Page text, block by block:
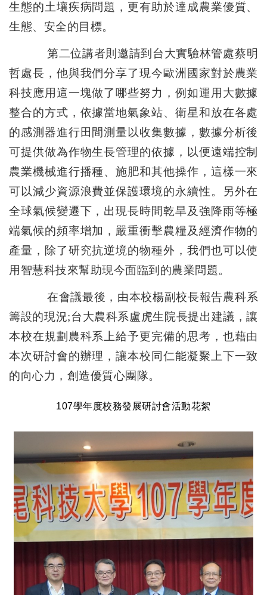
生態的土壤疾病問題，更有助於達成農業優質、
生態、安全的目標。
第二位講者則邀請到台大實驗林管處蔡明
哲處長，他與我們分享了現今歐洲國家對於農業
科技應用這一塊做了哪些努力，例如運用大數據
整合的方式，依據當地氣象站、衛星和放在各處
的感測器進行田間測量以收集數據，數據分析後
可提供做為作物生長管理的依據，以便遠端控制
農業機械進行播種、施肥和其他操作，這樣一來
可以減少資源浪費並保護環境的永續性。另外在
全球氣候變遷下，出現長時間乾旱及強降雨等極
端氣候的頻率增加，嚴重衝擊農糧及經濟作物的
產量，除了研究抗逆境的物種外，我們也可以使
用智慧科技來幫助現今面臨到的農業問題。
在會議最後，由本校楊副校長報告農科系
籌設的現況;台大農科系盧虎生院長提出建議，讓
本校在規劃農科系上給予更完備的思考，也藉由
本次研討會的辦理，讓本校同仁能凝聚上下一致
的向心力，創造優質心團隊。
107學年度校務發展研討會活動花絮